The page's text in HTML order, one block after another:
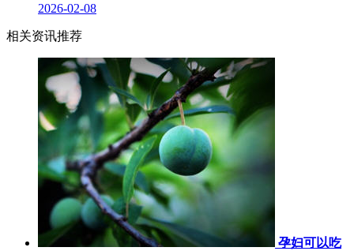
2026-02-08
相关资讯推荐
孕妇可以吃